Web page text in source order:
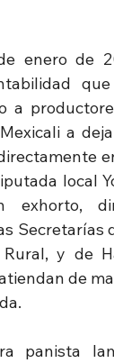
enero de
a
a
local
exhorto,
Secretarías
y de
de
panista